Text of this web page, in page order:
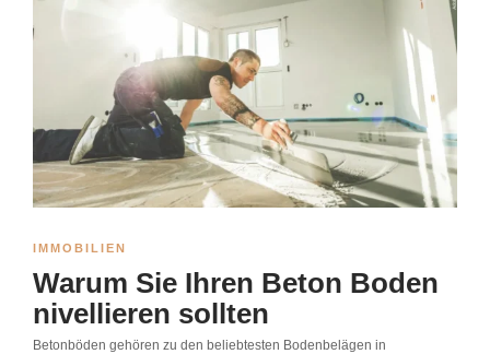
IMMOBILIEN
Warum Sie Ihren Beton Boden
nivellieren sollten
Betonböden gehören zu den beliebtesten Bodenbelägen in